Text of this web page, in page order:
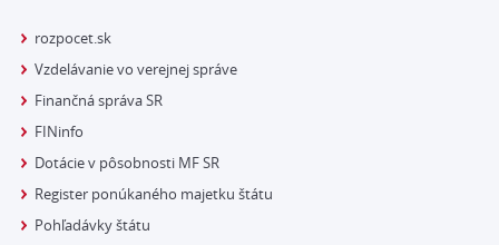
rozpocet.sk
Vzdelávanie vo verejnej správe
Finančná správa SR
FINinfo
Dotácie v pôsobnosti MF SR
Register ponúkaného majetku štátu
Pohľadávky štátu